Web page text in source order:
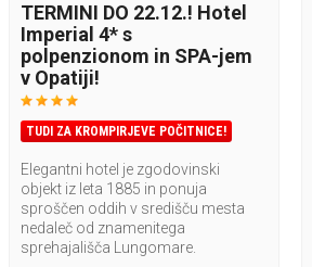
TERMINI DO 22.12.! Hotel
Imperial 4* s
polpenzionom in SPA-jem
v Opatiji!
TUDI ZA KROMPIRJEVE POČITNICE!
Elegantni hotel je zgodovinski
objekt iz leta 1885 in ponuja
sproščen oddih v središču mesta
nedaleč od znamenitega
sprehajališča Lungomare.